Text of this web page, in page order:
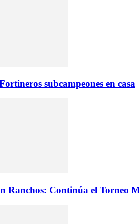
subcampeones en casa
Ranchos: Continúa el Torneo